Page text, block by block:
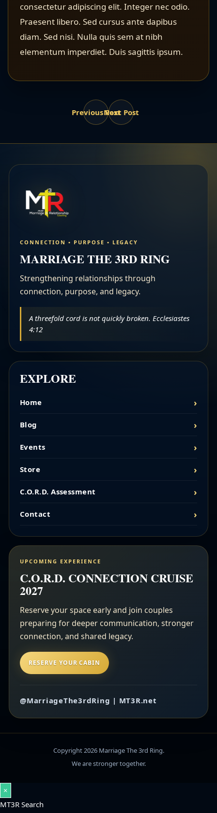
consectetur adipiscing elit. Integer nec odio.
Praesent libero. Sed cursus ante dapibus
diam. Sed nisi. Nulla quis sem at nibh
elementum imperdiet. Duis sagittis ipsum.
Previous PostNext Post
CONNECTION • PURPOSE • LEGACY
MARRIAGE THE 3RD RING
Strengthening relationships through
connection, purpose, and legacy.
A threefold cord is not quickly broken. Ecclesiastes
4:12
EXPLORE
Home
Blog
Events
Store
C.O.R.D. Assessment
Contact
UPCOMING EXPERIENCE
C.O.R.D. CONNECTION CRUISE
2027
Reserve your space early and join couples
preparing for deeper communication, stronger
connection, and shared legacy.
RESERVE YOUR CABIN
@MarriageThe3rdRing | MT3R.net
Copyright 2026 Marriage The 3rd Ring.
We are stronger together.
×
MT3R Search